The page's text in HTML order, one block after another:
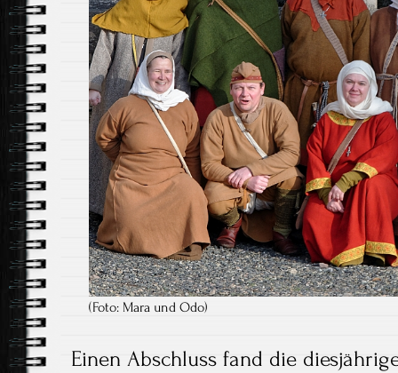
(Foto: Mara und Odo)
Einen Abschluss fand die